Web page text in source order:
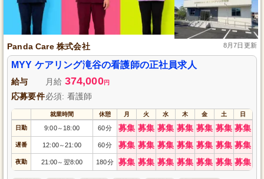
Panda Care 株式会社 8月7日更新
MYY ケアリング滝谷の看護師の正社員求人
給与 月給 374,000円
応募要件必須: 看護師
就業時間 休憩 月 火 水 木 金 土 日
日勤 9:00～ 18:00 60分 募集 募集 募集 募集 募集 募集 募集
遅番 12:00～21:00 60分 募集 募集 募集 募集 募集 募集 募集
夜勤 21:00～ 翌8:00 180分 募集 募集 募集 募集 募集 募集 募集